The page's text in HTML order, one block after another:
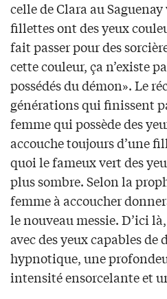
celle de Clara au Saguenay
fillettes ont des yeux
fait passer pour des
cette couleur, ça n’existe
possédés du démon». Le
générations qui finissent
femme qui possède des
accouche toujours d’une
quoi le fameux vert des
plus sombre. Selon la
femme à accoucher
le nouveau messie. D’ici
avec des yeux capables de
hypnotique, une
intensité ensorcelante et